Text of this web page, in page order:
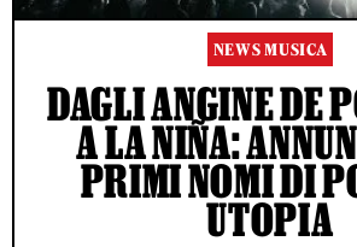
NEWS MUSICA
DAGLI ANGINE DE
A LA NIÑA:
PRIMI NOMI DI
UTOPIA